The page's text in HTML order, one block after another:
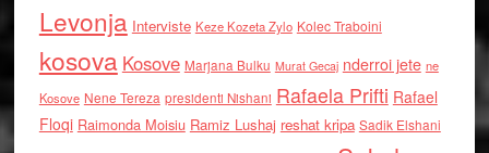
Levonja Interviste Keze Kozeta Zylo Kolec Traboini
kosova Kosove Marjana Bulku Murat Gecaj nderroi jete ne
Kosove Nene Tereza presidenti Nishani Rafaela Prifti Rafael
Floqi Raimonda Moisiu Ramiz Lushaj reshat kripa Sadik Elshani